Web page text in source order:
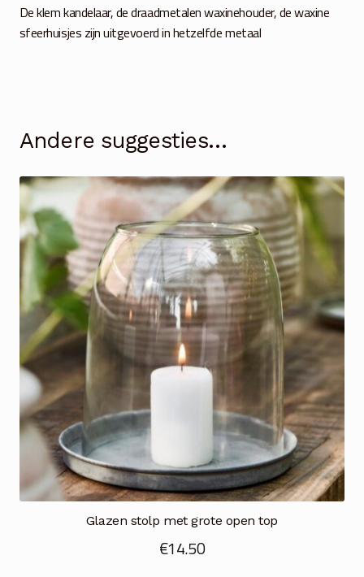
De klem kandelaar, de draadmetalen waxinehouder, de waxine
sfeerhuisjes zijn uitgevoerd in hetzelfde metaal
Andere suggesties…
Glazen stolp met grote open top
€14.50